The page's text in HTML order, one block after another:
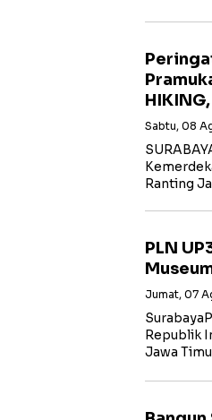
Sabtu, 08
Ranting
PLN
Jumat, 07
Republik
Jawa